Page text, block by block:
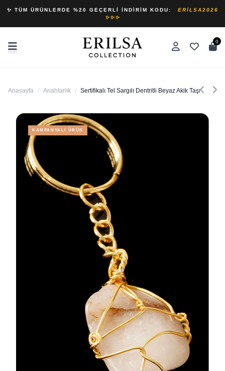
✨ TÜM ÜRÜNLERDE %20 GEÇERLI İNDIRIM KODU:
ERILSA2026
✨✨✨
0
Anasayfa / Anahtarlık / Sertifikalı Tel Sargılı Dentritli Beyaz Akik Taşı
KAMPANYALI ÜRÜN